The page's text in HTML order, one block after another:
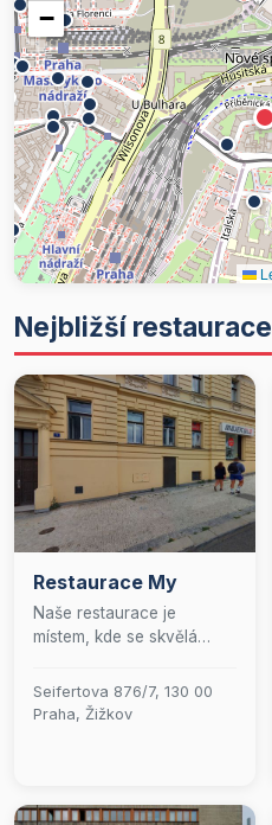
−
Nejbližší restaurace
Restaurace My
Naše restaurace je
místem, kde se skvělá
vynikající kuchyní. Přijďte
si užít nezapomenutelný
které uspokojí i ty
Seifertova 876/7, 130 00
Praha, Žižkov